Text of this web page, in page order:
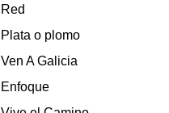
Red
Plata o plomo
Ven A Galicia
Enfoque